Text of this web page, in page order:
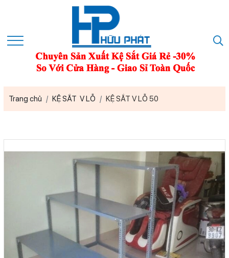
Trang chủ KỆ SẮT V LỖ KỆ SẮT V LỖ 50